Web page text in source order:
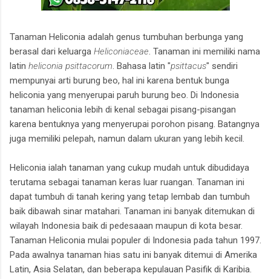
Tanaman Heliconia adalah genus tumbuhan berbunga yang
berasal dari keluarga Heliconiaceae . Tanaman ini memiliki nama
latin heliconia psittacorum . Bahasa latin "psittacus" sendiri
mempunyai arti burung beo, hal ini karena bentuk bunga
heliconia yang menyerupai paruh burung beo. Di Indonesia
tanaman heliconia lebih di kenal sebagai pisang-pisangan
karena bentuknya yang menyerupai porohon pisang. Batangnya
juga memiliki pelepah, namun dalam ukuran yang lebih kecil.
Heliconia ialah tanaman yang cukup mudah untuk dibudidaya
terutama sebagai tanaman keras luar ruangan. Tanaman ini
dapat tumbuh di tanah kering yang tetap lembab dan tumbuh
baik dibawah sinar matahari. Tanaman ini banyak ditemukan di
wilayah Indonesia baik di pedesaaan maupun di kota besar.
Tanaman Heliconia mulai populer di Indonesia pada tahun 1997.
Pada awalnya tanaman hias satu ini banyak ditemui di Amerika
Latin, Asia Selatan, dan beberapa kepulauan Pasifik di Karibia.